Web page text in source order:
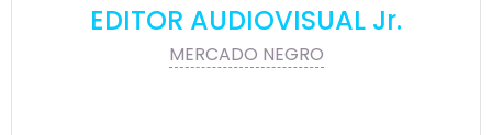
EDITOR AUDIOVISUAL Jr.
MERCADO NEGRO